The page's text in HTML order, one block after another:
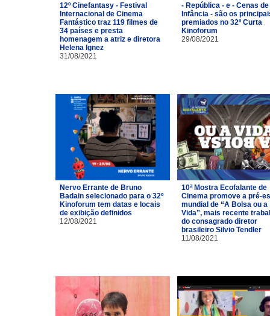
12º Cinefantasy - Festival
Internacional de Cinema
Fantástico traz 119 filmes de
34 países e presta
homenagem a atriz e diretora
Helena Ignez
31/08/2021
- República - e - Cenas de
Infância - são os
premiados no 32º Curta
Kinoforum
29/08/2021
Nervo Errante de Bruno
Badain selecionado para o 32º
Kinoforum tem datas e locais
de exibição definidos
12/08/2021
10ª Mostra Ecofalante de
Cinema promove a pré-
mundial de “A Bolsa ou a
Vida”, mais recente
do consagrado diretor
brasileiro Silvio Tendler
11/08/2021